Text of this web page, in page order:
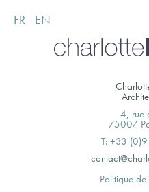
FR EN
4, rue
75007
T: +33
Politique